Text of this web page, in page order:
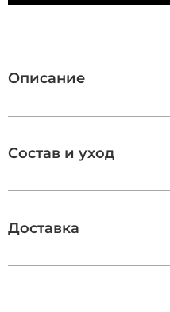
Описание
Состав и уход
Доставка